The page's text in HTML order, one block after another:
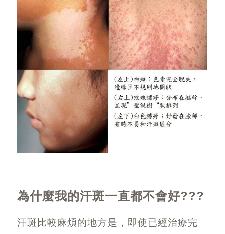
為什麼我的汗斑一直都不會好???
汗斑比較麻煩的地方是，即使已經治療完